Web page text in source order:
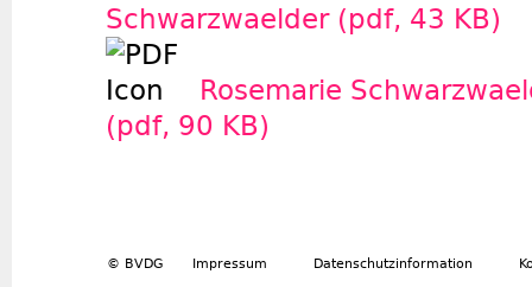
Schwarzwaelder (pdf, 43 KB)
Rosemarie
(pdf, 90 KB)
© BVDG Impressum Datenschutzinformation